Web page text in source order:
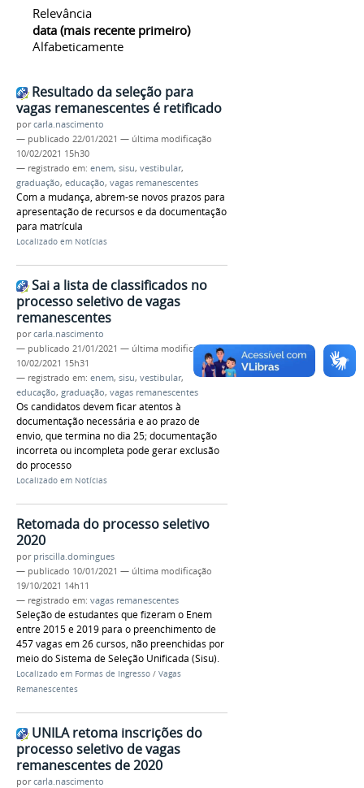
Relevância
data (mais recente primeiro)
Alfabeticamente
Resultado da seleção para
vagas remanescentes é retificado
porcarla.nascimento
— publicado 22/01/2021 — última modificação
10/02/2021 15h30
— registrado em: enem, sisu, vestibular,
graduação, educação, vagas remanescentes
Com a mudança, abrem-se novos prazos para
apresentação de recursos e da documentação
para matrícula
Localizado em Notícias
Sai a lista de classificados no
processo seletivo de vagas
remanescentes
porcarla.nascimento
— publicado 21/01/2021 — última modificação
10/02/2021 15h31
— registrado em: enem, sisu, vestibular,
educação, graduação, vagas remanescentes
Os candidatos devem ficar atentos à
documentação necessária e ao prazo de
envio, que termina no dia 25; documentação
incorreta ou incompleta pode gerar exclusão
do processo
Localizado em Notícias
Retomada do processo seletivo
2020
por priscilla.domingues
— publicado 10/01/2021 — última modificação
19/10/2021 14h11
— registrado em: vagas remanescentes
Seleção de estudantes que fizeram o Enem
entre 2015 e 2019 para o preenchimento de
457 vagas em 26 cursos, não preenchidas por
meio do Sistema de Seleção Unificada (Sisu).
Localizado em Formas de Ingresso / Vagas
Remanescentes
UNILA retoma inscrições do
processo seletivo de vagas
remanescentes de 2020
porcarla.nascimento